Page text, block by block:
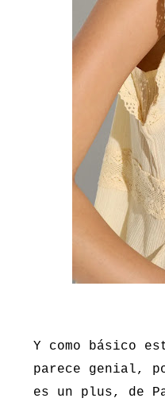
Y como básico
parece genial,
es un plus, de